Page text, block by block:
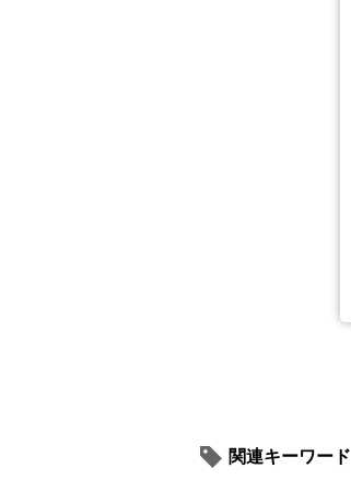
関連キーワード